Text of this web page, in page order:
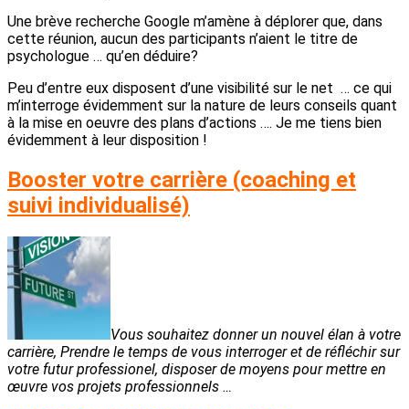
Une brève recherche Google m’amène à déplorer que, dans
cette réunion, aucun des participants n’aient le titre de
psychologue … qu’en déduire?
Peu d’entre eux disposent d’une visibilité sur le net … ce qui
m’interroge évidemment sur la nature de leurs conseils quant
à la mise en oeuvre des plans d’actions …. Je me tiens bien
évidemment à leur disposition !
Booster votre carrière (coaching et
suivi individualisé)
Vous souhaitez donner un nouvel élan à votre
carrière, Prendre le temps de vous interroger et de réfléchir sur
votre futur professionel, disposer de moyens pour mettre en
œuvre vos projets professionnels …